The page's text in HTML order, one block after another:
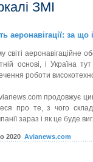
ЗМІ
аеронавігації: за
світі аеронавігаційне
основі, і Україна
роботи
продовжує
про те, з чого
зараз і як це буде
2020 Avianews.com